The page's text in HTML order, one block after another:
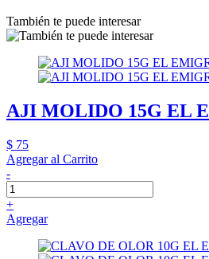
También te puede interesar
AJI MOLIDO 15G EL
$ 75
Agregar al Carrito
-
+
Agregar